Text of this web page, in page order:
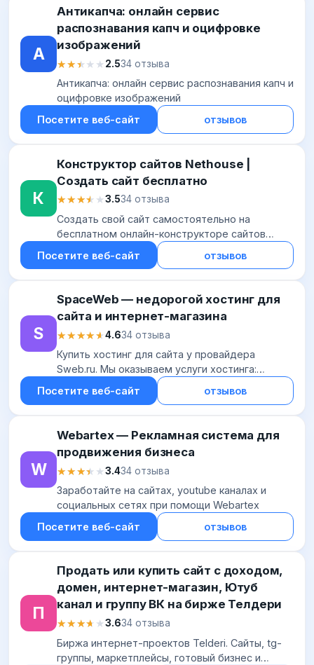
А
Антикапча: онлайн сервис
распознавания капч и оцифровке
изображений
★★★★★
★★★★★2.534 отзыва
Антикапча: онлайн сервис распознавания капч и
оцифровке изображений
Посетите веб-сайт
отзывов
К
Конструктор сайтов Nethouse |
Создать сайт бесплатно
★★★★★
★★★★★3.534 отзыва
Создать свой сайт самостоятельно на
бесплатном онлайн-конструкторе сайтов
Nethouse. Откройте новые возможности для
бизнеса - регистрируйся!
Посетите веб-сайт отзывов
S
SpaceWeb — недорогой хостинг для
сайта и интернет-магазина
★★★★★
★★★★★4.634 отзыва
Купить хостинг для сайта у провайдера
Sweb.ru. Мы оказываем услуги хостинга:
аренда VDS/VPS, выделенные серверы,
конструктор сайтов, почта для домена.
Посетите веб-сайт отзывов
W
Webartex — Рекламная система для
продвижения бизнеса
★★★★★
★★★★★3.434 отзыва
Заработайте на сайтах, youtube каналах и
социальных сетях при помощи Webartex
Посетите веб-сайт
отзывов
П
Продать или купить сайт с доходом,
домен, интернет-магазин, Ютуб
канал и группу ВК на бирже Телдери
★★★★★
★★★★★3.634 отзыва
Биржа интернет-проектов Telderi. Сайты, tg-
группы, маркетплейсы, готовый бизнес и